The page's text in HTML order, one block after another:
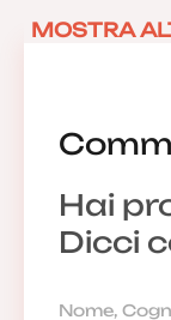
Hai
Dicci
MOSTRA